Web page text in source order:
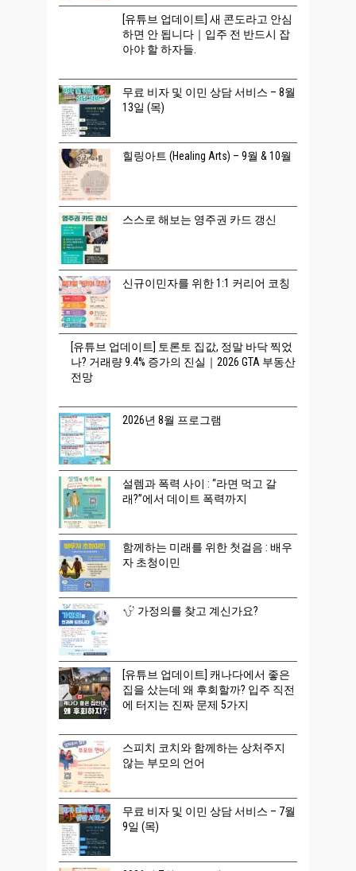
[유튜브 업데이트] 새 콘도라고 안심
하면 안 됩니다｜입주 전 반드시 잡
아야 할 하자들.
무료 비자 및 이민 상담 서비스 – 8월
13일 (목)
힐링아트 (Healing Arts) – 9월 & 10월
스스로 해보는 영주권 카드 갱신
신규이민자를 위한 1:1 커리어 코칭
[유튜브 업데이트] 토론토 집값, 정말 바닥 찍었
나? 거래량 9.4% 증가의 진실｜2026 GTA 부동산
전망
2026년 8월 프로그램
설렘과 폭력 사이 : “라면 먹고 갈
래?”에서 데이트 폭력까지
함께하는 미래를 위한 첫걸음 : 배우
자 초청이민
가정의를 찾고 계신가요?
[유튜브 업데이트] 캐나다에서 좋은
집을 샀는데 왜 후회할까? 입주 직전
에 터지는 진짜 문제 5가지
스피치 코치와 함께하는 상처주지
않는 부모의 언어
무료 비자 및 이민 상담 서비스 – 7월
9일 (목)